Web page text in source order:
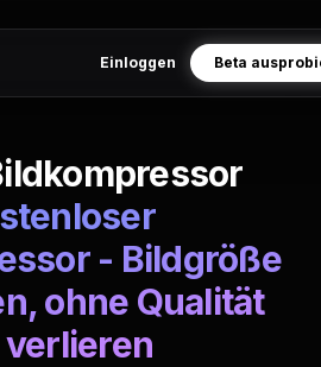
Einloggen Beta
- Bildgröße
ohne Qualität